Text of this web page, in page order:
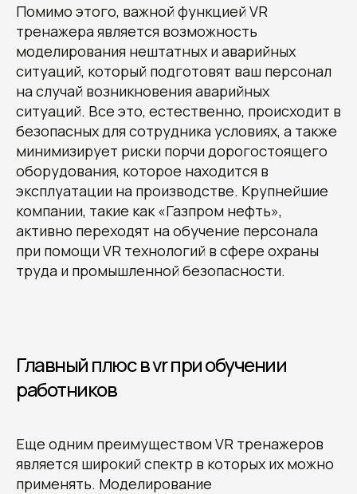
Помимо этого, важной функцией VR
тренажера является возможность
моделирования нештатных и аварийных
ситуаций, который подготовят ваш персонал
на случай возникновения аварийных
ситуаций. Все это, естественно, происходит в
безопасных для сотрудника условиях, а также
минимизирует риски порчи дорогостоящего
оборудования, которое находится в
эксплуатации на производстве. Крупнейшие
компании, такие как «Газпром нефть»,
активно переходят на обучение персонала
при помощи VR технологий в сфере охраны
труда и промышленной безопасности.
Главный плюс в vr при обучении
работников
Еще одним преимуществом VR тренажеров
является широкий спектр в которых их можно
применять. Моделирование